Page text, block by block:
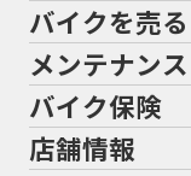
689cc
701エンデ
765773cc
80万以下大
883R
バイクを買う トッ
バイクを探す
メーカーから探
バイクを売る
バイクを売る トッ
バイク館買取の
メンテナンス
メンテナンス トッ
バイク点検
バイク保険
バイク保険 トップ
店舗情報